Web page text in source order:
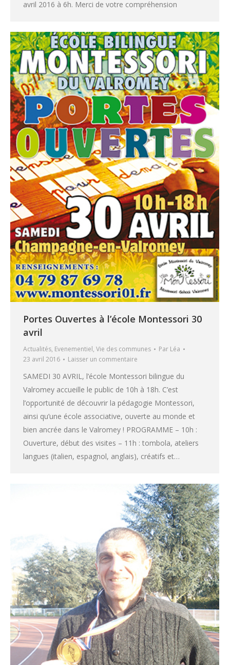
avril 2016 à 6h. Merci de votre compréhension
Portes Ouvertes à l’école Montessori 30
avril
Actualités, Evenementiel, Vie des communes Par Léa
23 avril 2016
Laisser un commentaire
SAMEDI 30 AVRIL, l’école Montessori bilingue du
Valromey accueille le public de 10h à 18h. C’est
l’opportunité de découvrir la pédagogie Montessori,
ainsi qu’une école associative, ouverte au monde et
bien ancrée dans le Valromey ! PROGRAMME – 10h :
Ouverture, début des visites – 11h : tombola, ateliers
langues (italien, espagnol, anglais), créatifs et…